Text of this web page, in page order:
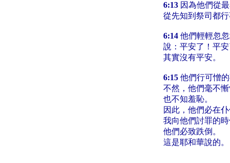
6:13 因為他們從
從先知到祭司都
6:14 他們輕輕忽
說：平安了！平
其實沒有平安。
6:15 他們行可憎
不然，他們毫不
也不知羞恥。
因此，他們必在
我向他們討罪的
他們必致跌倒。
這是耶和華說的。